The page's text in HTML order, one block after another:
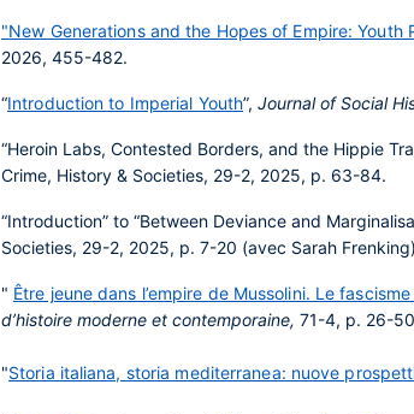
"New Generations and the Hopes of Empire:
2026, 455-482.
“Introduction to Imperial Youth”, Journal of Social
“Heroin Labs, Contested Borders, and the Hippie
Crime, History & Societies, 29-2, 2025, p. 63-84.
“Introduction” to “Between Deviance and
Societies, 29-2, 2025, p. 7-20 (avec Sarah
" Être jeune dans l’empire de Mussolini. Le
d’histoire moderne et contemporaine, 71-4, p. 26-
"Storia italiana, storia mediterranea: nuove